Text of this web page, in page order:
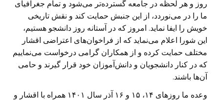
روز و هر لحظه در جامعه گسترده‌تر می‌شود و تمام جغرافیای
ما را در می‌نوردد، از این جنبش حمایت کند و نقش تاریخی
خویش را ایفا نماید. امروز که در آستانه روز دانشجو هستیم،
این‌ شورا اعلام می‌نماید که از فراخوان‌های اعتراضی اقشار
مختلف حمایت کرده و از همکاران گرامی درخواست می‌نماییم
که در کنار دانشجویان و دانش‌آموزان خود قرار گیرند و حامی
آن‌ها باشند.
وعده ما روزهای ۱۴، ۱۵ و ۱۶ آذر سال ۱۴۰۱ همراه با اقشار و